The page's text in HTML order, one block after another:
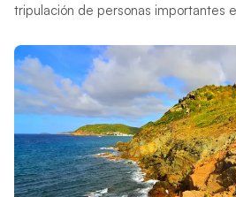
tripulación de personas importantes